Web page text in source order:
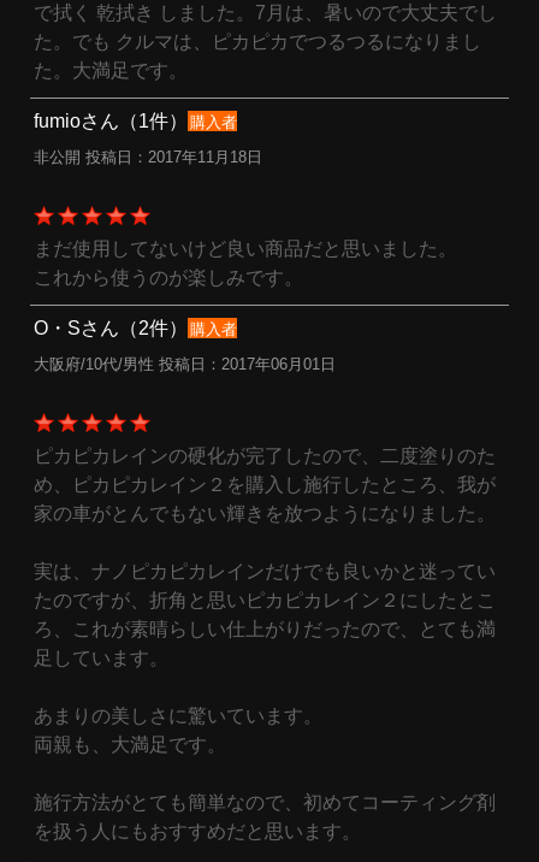
で拭く 乾拭き しました。7月は、暑いので大丈夫でし
た。でも クルマは、ピカピカでつるつるになりまし
た。大満足です。
fumioさん（1件）
購入者
非公開 投稿日：2017年11月18日
まだ使用してないけど良い商品だと思いました。
これから使うのが楽しみです。
O・Sさん（2件）
購入者
大阪府/10代/男性 投稿日：2017年06月01日
ピカピカレインの硬化が完了したので、二度塗りのた
め、ピカピカレイン２を購入し施行したところ、我が
家の車がとんでもない輝きを放つようになりました。
実は、ナノピカピカレインだけでも良いかと迷ってい
たのですが、折角と思いピカピカレイン２にしたとこ
ろ、これが素晴らしい仕上がりだったので、とても満
足しています。
あまりの美しさに驚いています。
両親も、大満足です。
施行方法がとても簡単なので、初めてコーティング剤
を扱う人にもおすすめだと思います。